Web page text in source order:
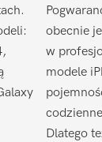
obecnie
w
modele
Dlatego